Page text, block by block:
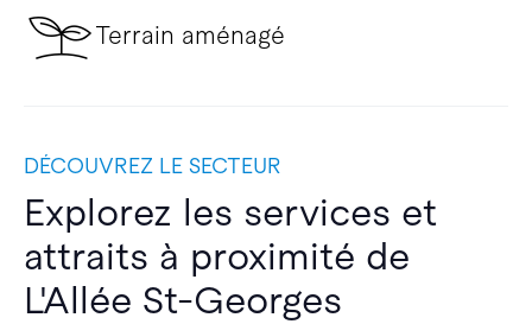
Terrain aménagé
DÉCOUVREZ LE SECTEUR
Explorez les services et
attraits à proximité de
L'Allée St-Georges